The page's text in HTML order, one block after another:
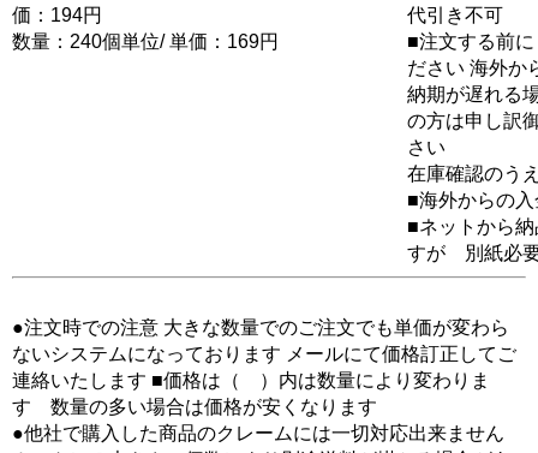
価：194円
数量：240個単位/ 単価：169円
代引き不可
■注文する前
ださい 海外か
納期が遅れる
の方は申し訳
さい
在庫確認のう
■海外からの
■ネットから
すが 別紙必
●注文時での注意 大きな数量でのご注文でも単価が変わら
ないシステムになっております メールにて価格訂正してご
連絡いたします ■価格は（ ）内は数量により変わりま
す 数量の多い場合は価格が安くなります
●他社で購入した商品のクレームには一切対応出来ません